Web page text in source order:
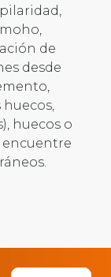
de
desde
huecos o
encuentre